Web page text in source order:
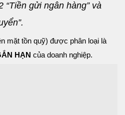
“Tiền gửi ngân hàng” và
mặt tồn quỹ) được phân loại là
HẠN của doanh nghiệp.